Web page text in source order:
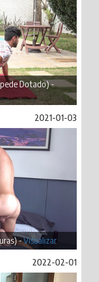
Dotado) -
2021-01-03
-Visualizar
2022-02-01